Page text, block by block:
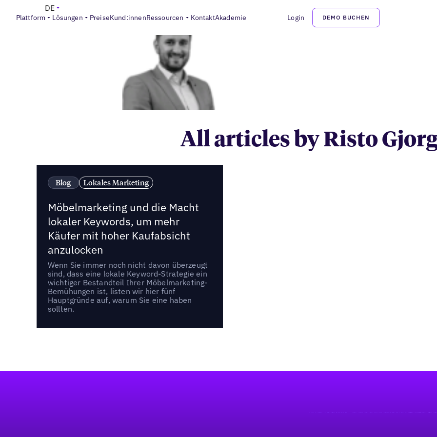
Plattform Lösungen PreiseKund:innenRessourcen KontaktAkademie Login DEMO BUCHEN
DE
Risto Gjorgjiev
All articles by Risto
Blog Lokales Marketing
Möbelmarketing und die Macht
lokaler Keywords, um mehr
Käufer mit hoher Kaufabsicht
anzulocken
Wenn Sie immer noch nicht davon überzeugt
sind, dass eine lokale Keyword-Strategie ein
wichtiger Bestandteil Ihrer Möbelmarketing-
Bemühungen ist, listen wir hier fünf
Hauptgründe auf, warum Sie eine haben
sollten.